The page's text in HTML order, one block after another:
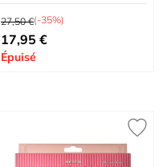
Prix normal
27,50 €(-35%)
Prix spécial
17,95 €
Épuisé